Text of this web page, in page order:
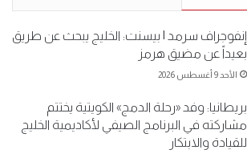
إنفوجراف سرمد | بيسنت: الخليج يبحث عن طريق
بعيداً عن مضيق هرمز
الأحد 9 أغسطس 2026
بريطانيا: وفد «رحلة الدمج» الكويتية يختتم
مشاركته في البرنامج الصيفي لأكاديمية الخليج
للقيادة والابتكار